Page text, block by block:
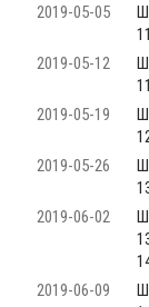
2019-05-05
2019-05-12
2019-05-19
2019-05-26
2019-06-02
2019-06-09